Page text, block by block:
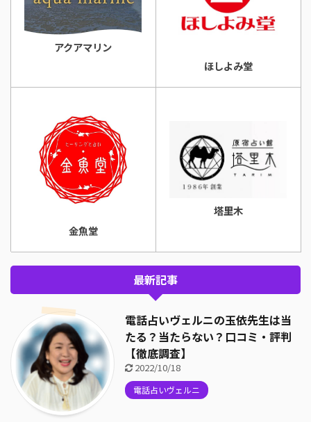
アクアマリン
ほしよみ堂
金魚堂
塔里木
最新記事
電話占いヴェルニの玉依先生は当
たる？当たらない？口コミ・評判
【徹底調査】
2022/10/18
電話占いヴェルニ